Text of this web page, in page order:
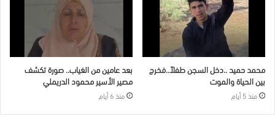
محمد حميد ..دخل السجن طفلاً..فخرج
بين الحياة والموت
منذ 5 أيام
بعد عامين من الغياب.. صورة تكشف
مصير الأسير محمود الدريملي
منذ 6 أيام